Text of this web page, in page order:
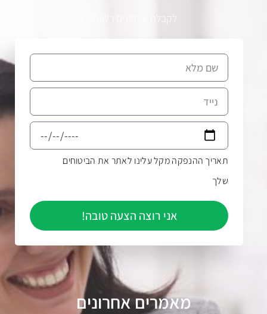
מאמרים אחרונים
לקבלת עדכונים רלוונטים
תאריך ההנפקה מקל עלינו לאתר את הביטוחים
שלך
אני רוצה הצעה טובה!